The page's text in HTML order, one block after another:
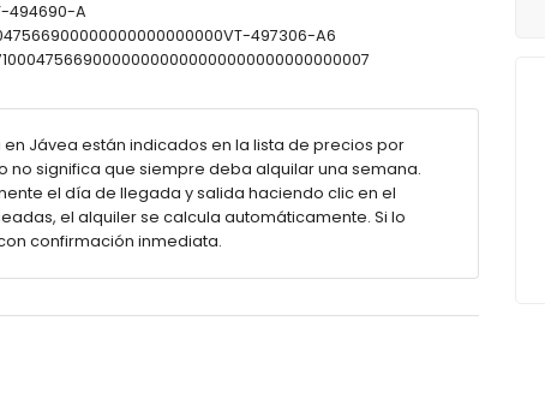
de 5 kilómetros de la villa)
de 4 kilómetros de la villa)
494690-A
497306-A6
en Jávea están indicados en la lista de precios por
no significa que siempre deba alquilar una semana.
el día de llegada y salida haciendo clic en el
el alquiler se calcula automáticamente. Si lo
confirmación inmediata.